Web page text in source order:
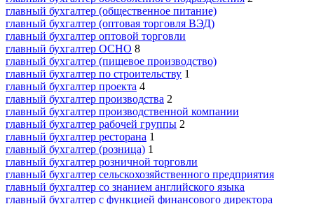
главный бухгалтер (общественное питание)
главный бухгалтер (оптовая торговля ВЭД)
главный бухгалтер оптовой торговли
главный бухгалтер ОСНО 8
главный бухгалтер (пищевое производство)
главный бухгалтер по строительству 1
главный бухгалтер проекта 4
главный бухгалтер производства 2
главный бухгалтер производственной компании
главный бухгалтер рабочей группы 2
главный бухгалтер ресторана 1
главный бухгалтер (розница) 1
главный бухгалтер розничной торговли
главный бухгалтер сельскохозяйственного предприятия
главный бухгалтер со знанием английского языка
главный бухгалтер с функцией финансового директора